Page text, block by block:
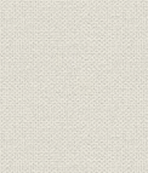
パワ
昭和51年
(1989年)